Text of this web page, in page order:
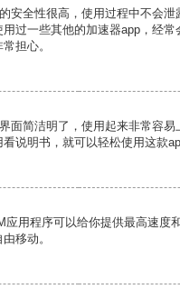
安全性很高，使用过程中不会泄
过一些其他的加速器app，经常
担心。
面简洁明了，使用起来非常容
说明书，就可以轻松使用这款
应用程序可以给你提供最高速度
移动。